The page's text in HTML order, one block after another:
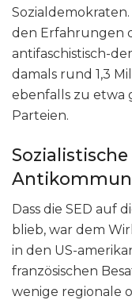
den Erfahrungen
antifaschistisch-
damals rund 1,3
ebenfalls zu etwa
Parteien.
Dass die SED auf
blieb, war dem
in den US-
französischen
wenige regionale